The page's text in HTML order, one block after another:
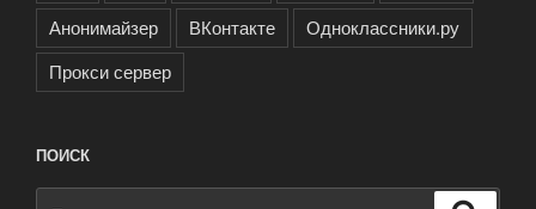
Анонимайзер
ВКонтакте
Одноклассники.ру
Прокси сервер
ПОИСК